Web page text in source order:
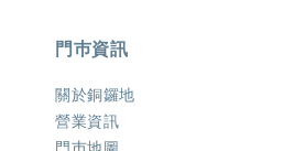
門巿資訊
關於銅鑼地
營業資訊